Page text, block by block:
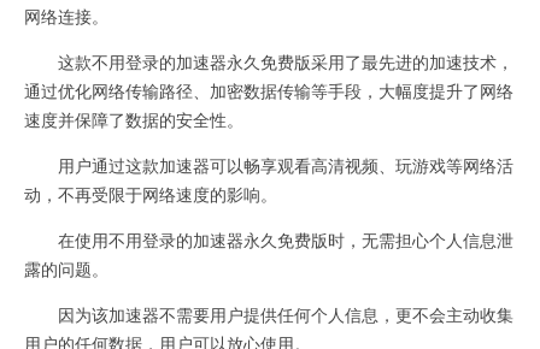
网络连接。
这款不用登录的加速器永久免费版采用了最先进的加速技术，
通过优化网络传输路径、加密数据传输等手段，大幅度提升了网络
速度并保障了数据的安全性。
用户通过这款加速器可以畅享观看高清视频、玩游戏等网络活
动，不再受限于网络速度的影响。
在使用不用登录的加速器永久免费版时，无需担心个人信息泄
露的问题。
因为该加速器不需要用户提供任何个人信息，更不会主动收集
用户的任何数据，用户可以放心使用。